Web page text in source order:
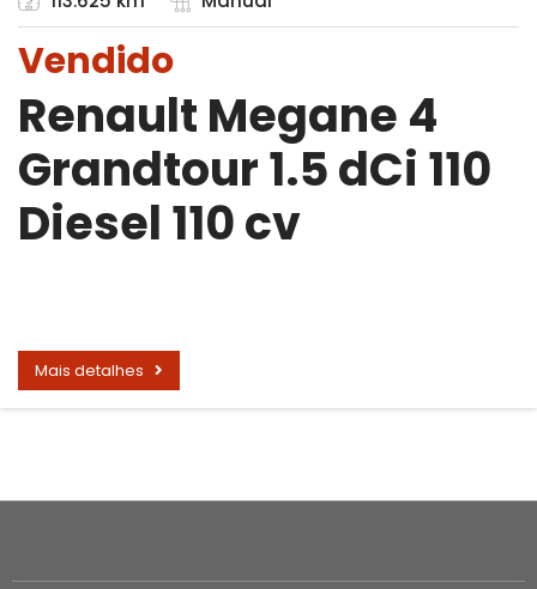
Vendido
Renault Megane 4
Grandtour 1.5 dCi 110
Diesel 110 cv
Mais detalhes